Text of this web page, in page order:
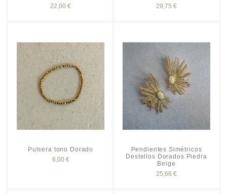
22,00 €
29,75 €
Pulsera tono Dorado
6,00 €
Pendientes Simétricos
Destellos Dorados Piedra
Beige
25,66 €